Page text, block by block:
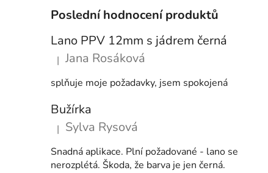
Poslední hodnocení produktů
Lano PPV 12mm s jádrem černá
Hodnocení produktu je 5 z 5 hvězdiček.
| Jana Rosáková
splňuje moje požadavky, jsem spokojená
Bužírka
Hodnocení produktu je 5 z 5 hvězdiček.
| Sylva Rysová
Snadná aplikace. Plní požadované - lano se
nerozplétá. Škoda, že barva je jen černá.